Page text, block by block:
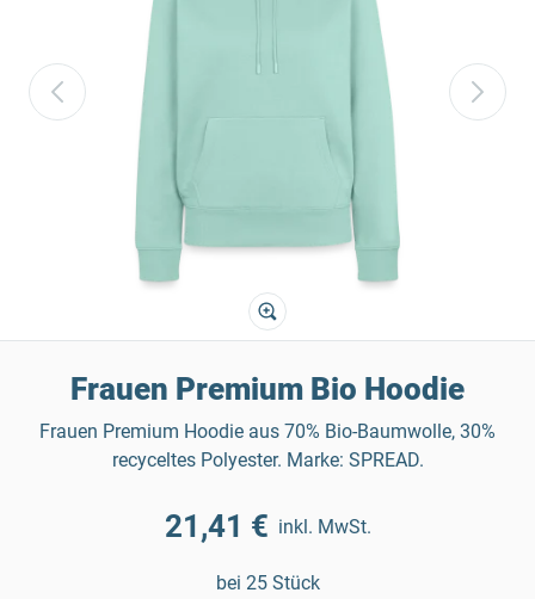
Frauen Premium Bio Hoodie
Frauen Premium Hoodie aus 70% Bio-Baumwolle, 30%
recyceltes Polyester. Marke: SPREAD.
21,41 € inkl. MwSt.
bei 25 Stück